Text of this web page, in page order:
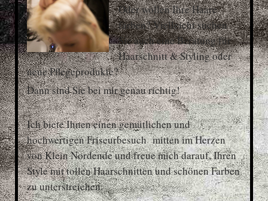
Oder wollen Ihre Haare
färben? Vielleicht suchen
Sie auch eine Beratung für
Haarschnitt & Styling oder
neue Pflegeprodukte?
Dann sind Sie bei mir genau richtig!
Ich biete Ihnen einen gemütlichen und
hochwertigen Friseurbesuch mitten im Herzen
von Klein Nordende und freue mich darauf, Ihren
Style mit tollen Haarschnitten und schönen Farben
zu unterstreichen.